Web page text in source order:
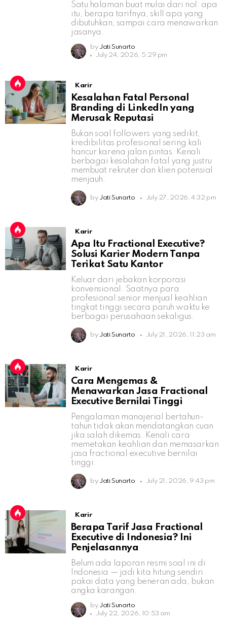
Satu halaman buat mulai dari nol: apa
itu, berapa tarifnya, skill apa yang
dibutuhkan, sampai cara menawarkan
jasanya.
by Jati Sunarto
July 24, 2026, 5:29 pm
Karir
Kesalahan Fatal Personal
Branding di LinkedIn yang
Merusak Reputasi
Bukan soal followers yang sedikit,
kredibilitas profesional sering kali
hancur karena jalan pintas. Kenali
berbagai kesalahan fatal yang justru
membuat rekruter dan klien potensial
menjauh.
by Jati Sunarto July 27, 2026, 4:32 pm
Karir
Apa Itu Fractional Executive?
Solusi Karier Modern Tanpa
Terikat Satu Kantor
Keluar dari jebakan korporasi
konvensional. Saatnya para
profesional senior menjual keahlian
tingkat tinggi secara paruh waktu ke
berbagai perusahaan sekaligus.
by Jati Sunarto July 21, 2026, 11:23 am
Karir
Cara Mengemas &
Menawarkan Jasa Fractional
Executive Bernilai Tinggi
Pengalaman manajerial bertahun-
tahun tidak akan mendatangkan cuan
jika salah dikemas. Kenali cara
memetakan keahlian dan memasarkan
jasa fractional executive bernilai
tinggi.
by Jati Sunarto July 21, 2026, 9:43 pm
Karir
Berapa Tarif Jasa Fractional
Executive di Indonesia? Ini
Penjelasannya
Belum ada laporan resmi soal ini di
Indonesia — jadi kita hitung sendiri
pakai data yang beneran ada, bukan
angka karangan.
by Jati Sunarto
July 22, 2026, 10:53 am